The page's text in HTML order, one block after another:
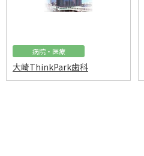
病院・医療
大崎ThinkPark歯科